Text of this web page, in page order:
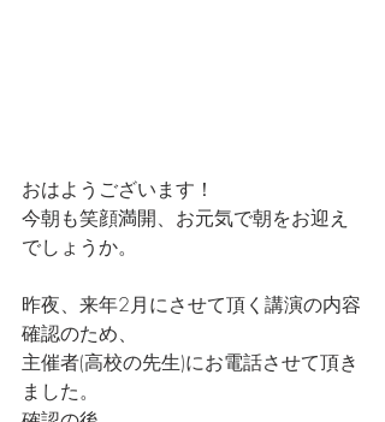
おはようございます！
今朝も笑顔満開、お元気で朝をお迎え
でしょうか。
昨夜、来年2月にさせて頂く講演の内容
確認のため、
主催者(高校の先生)にお電話させて頂き
ました。